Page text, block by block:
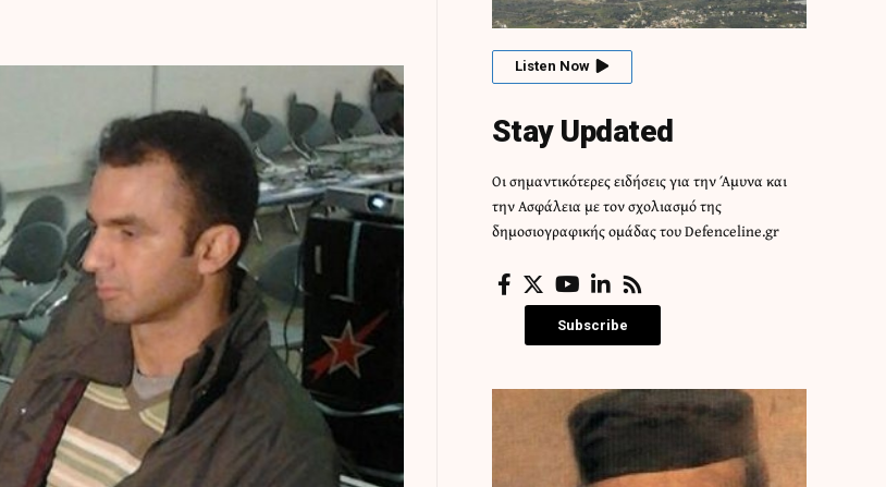
Listen Now
Stay Updated
Οι σημαντικότερες ειδήσεις για την Άμυνα και
την Ασφάλεια με τον σχολιασμό της
δημοσιογραφικής ομάδας του Defenceline.gr
Subscribe